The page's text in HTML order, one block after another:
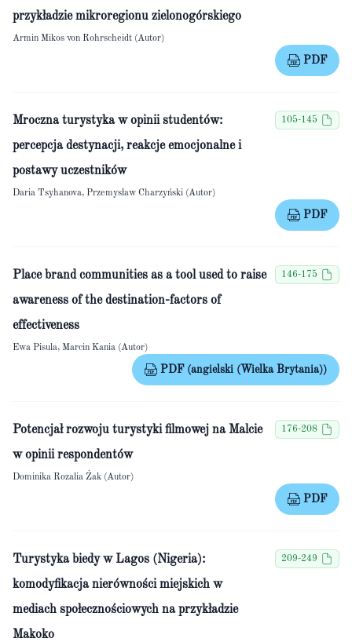
przykładzie mikroregionu zielonogórskiego
Armin Mikos von Rohrscheidt (Autor)
PDF
Mroczna turystyka w opinii studentów:
percepcja destynacji, reakcje emocjonalne i
postawy uczestników
105-145
Daria Tsyhanova, Przemysław Charzyński (Autor)
PDF
Place brand communities as a tool used to raise
awareness of the destination-factors of
effectiveness
146-175
Ewa Pisula, Marcin Kania (Autor)
PDF (angielski (Wielka Brytania))
Potencjał rozwoju turystyki filmowej na Malcie
w opinii respondentów
176-208
Dominika Rozalia Żak (Autor)
PDF
Turystyka biedy w Lagos (Nigeria):
komodyfikacja nierówności miejskich w
mediach społecznościowych na przykładzie
Makoko
209-249